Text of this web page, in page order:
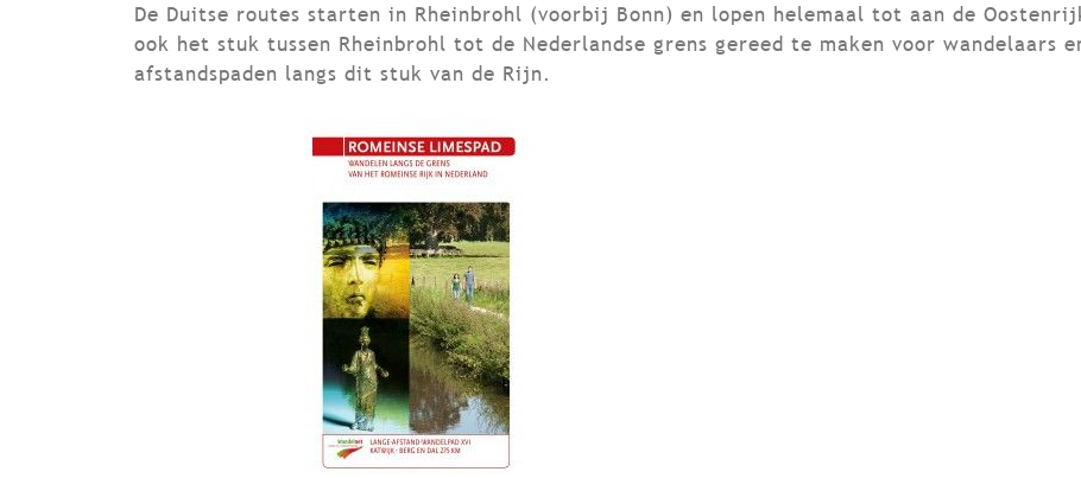
De Duitse routes starten in Rheinbrohl (voorbij Bonn) en lopen helemaal tot aan de
ook het stuk tussen Rheinbrohl tot de Nederlandse grens gereed te maken voor wandelaars
afstandspaden langs dit stuk van de Rijn.